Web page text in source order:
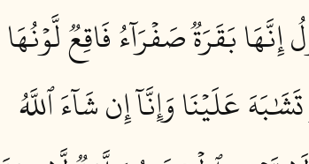
إِنَّهَا بَقَرَةٞ صَفۡرَآءُ فَاقِعٞ لَّوۡنُهَا
عَلَيۡنَا وَإِنَّآ إِن شَآءَ ٱللَّهُ